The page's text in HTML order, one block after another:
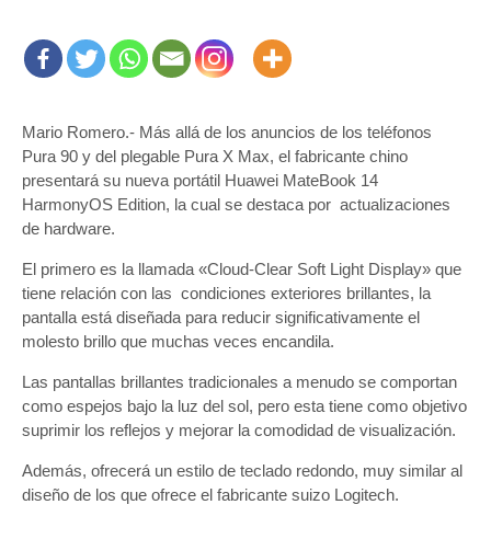
Mario Romero.- Más allá de los anuncios de los teléfonos
Pura 90 y del plegable Pura X Max, el fabricante chino
presentará su nueva portátil Huawei MateBook 14
HarmonyOS Edition, la cual se destaca por actualizaciones
de hardware.
El primero es la llamada «Cloud-Clear Soft Light Display» que
tiene relación con las condiciones exteriores brillantes, la
pantalla está diseñada para reducir significativamente el
molesto brillo que muchas veces encandila.
Las pantallas brillantes tradicionales a menudo se comportan
como espejos bajo la luz del sol, pero esta tiene como objetivo
suprimir los reflejos y mejorar la comodidad de visualización.
Además, ofrecerá un estilo de teclado redondo, muy similar al
diseño de los que ofrece el fabricante suizo Logitech.